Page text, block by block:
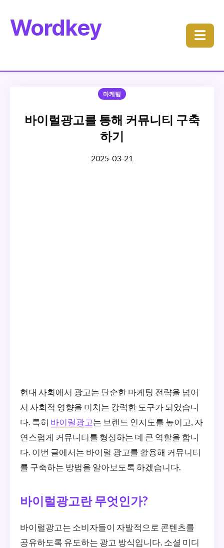
Wordkey ☰
마케팅
바이럴광고를 통해 커뮤니티 구축
하기
2025-03-21
현대 사회에서 광고는 단순한 마케팅 전략을 넘어
서 사회적 영향을 미치는 강력한 도구가 되었습니
다. 특히 바이럴광고는 브랜드 인지도를 높이고, 자
연스럽게 커뮤니티를 형성하는 데 큰 역할을 합니
다. 이번 글에서는 바이럴 광고를 활용해 커뮤니티
를 구축하는 방법을 알아보도록 하겠습니다.
바이럴광고란 무엇인가?
바이럴광고는 소비자들이 자발적으로 콘텐츠를
공유하도록 유도하는 광고 방식입니다. 소셜 미디